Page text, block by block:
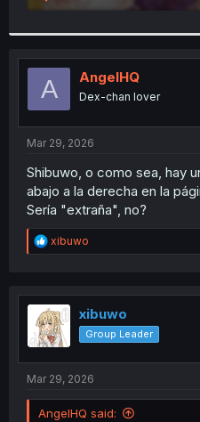
A AngelHQ
Dex-chan lover
Mar 29, 2026
Shibuwo, o como sea, hay
abajo a la derecha en la
Sería "extraña", no?
R
e
t
i
o
n
xibuwo
xibuwo
Group Leader
Mar 29, 2026
AngelHQ said: